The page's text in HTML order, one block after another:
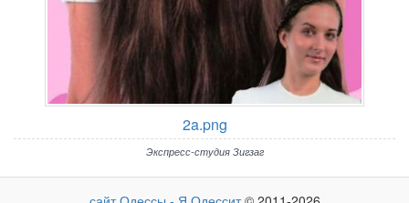
2a.png
Экспресс-студия Зигзаг